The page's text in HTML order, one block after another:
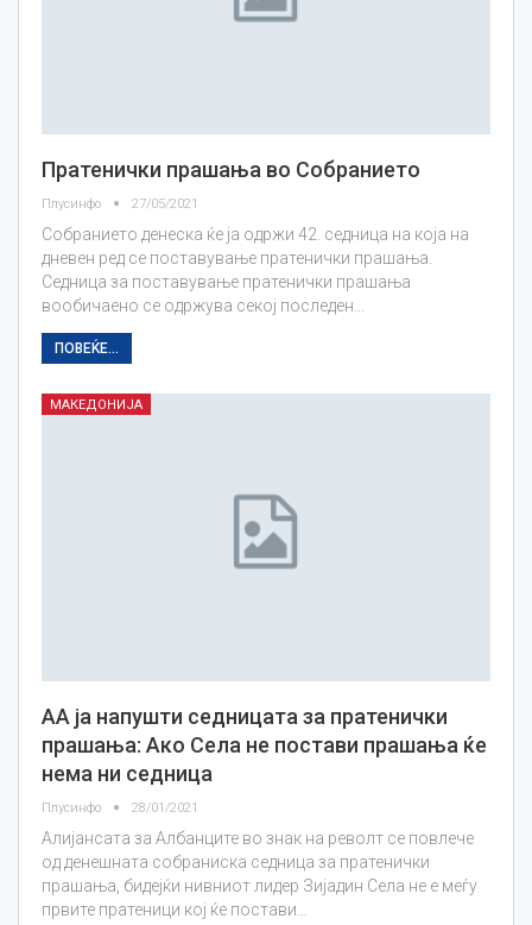
Пратенички прашања во Собранието
Плусинфо 27/05/2021
Собранието денеска ќе ја одржи 42. седница на која на
дневен ред се поставување пратенички прашања.
Седница за поставување пратенички прашања
вообичаено се одржува секој последен…
ПОВЕЌЕ...
МАКЕДОНИЈА
АA ја напушти седницата за пратенички
прашања: Ако Села не постави прашања ќе
нема ни седница
Плусинфо 28/01/2021
Алијансата за Албанците во знак на револт се повлече
од денешната собраниска седница за пратенички
прашања, бидејќи нивниот лидер Зијадин Села не е меѓу
првите пратеници кој ќе постави…